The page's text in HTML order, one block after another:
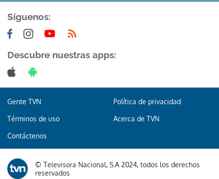
Síguenos:
Descubre nuestras apps:
Gente TVN Política de privacidad
Términos de uso Acerca de TVN
Contáctenos
© Televisora Nacional, S.A 2024, todos los derechos
reservados